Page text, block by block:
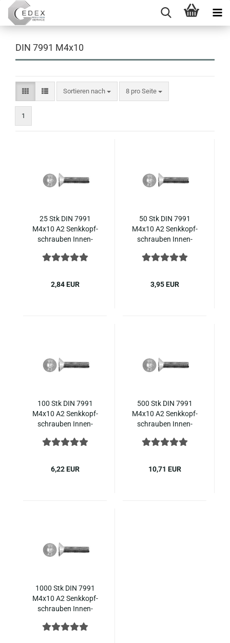
DIN 7991 M4x10
Sortieren nach
Sortieren nach 8 pro Seite
pro Seite
1
25 Stk DIN 7991
M4x10 A2 Senk­kopf­
schrau­ben In­nen­
Edel­stahl
2,84 EUR
50 Stk DIN 7991
M4x10 A2 Senk­kopf­
schrau­ben In­nen­
Edel­stahl
3,95 EUR
100 Stk DIN 7991
M4x10 A2 Senk­kopf­
schrau­ben In­nen­
Edel­stahl
6,22 EUR
500 Stk DIN 7991
M4x10 A2 Senk­kopf­
schrau­ben In­nen­
Edel­stahl
10,71 EUR
1000 Stk DIN 7991
M4x10 A2 Senk­kopf­
schrau­ben In­nen­
Edel­stahl